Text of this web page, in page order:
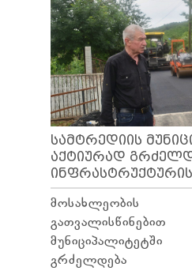
ᲡᲐᲛᲢᲠᲔᲓᲘᲘᲡ
ᲐᲥᲢᲘᲣᲠᲐᲓ
მოსახლეობის